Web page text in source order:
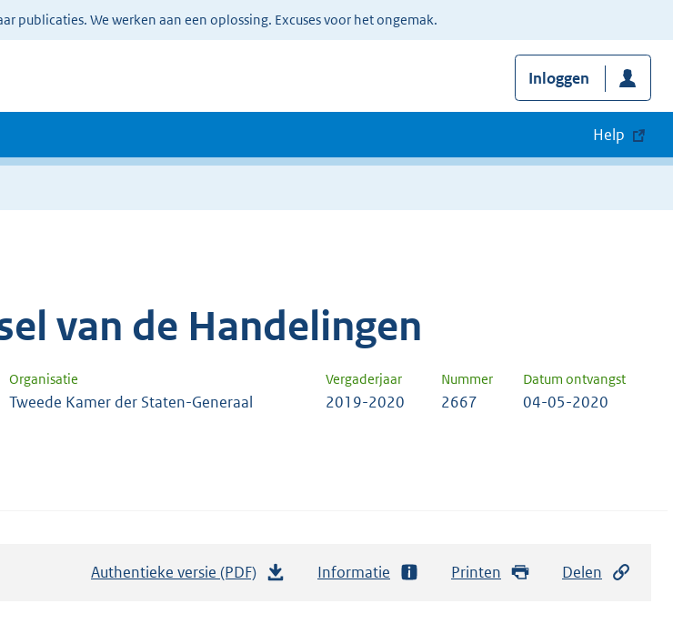
publicaties. We werken aan een oplossing. Excuses voor het ongemak.
Inloggen
Help
van de Handelingen
Organisatie Vergaderjaar Nummer Datum ontvangst
Tweede Kamer der Staten-Generaal 2019-2020 2667 04-05-2020
Authentieke versie (PDF) Informatie Printen Delen